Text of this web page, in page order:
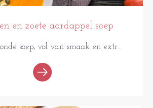
en zoete aardappel soep
soep, vol van smaak en extr...